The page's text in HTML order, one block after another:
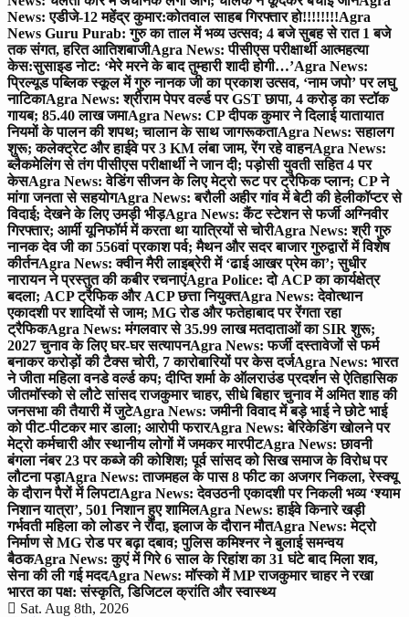
News: एडीजे-12 महेंद्र कुमार:कोतवाल साहब गिरफ्तार हो!!!!!!!!Agra
News Guru Purab: गुरु का ताल में भव्य उत्सव; 4 बजे सुबह से रात 1 बजे
तक संगत, हरित आतिशबाजीAgra News: पीसीएस परीक्षार्थी आत्महत्या
केस:सुसाइड नोट: ‘मेरे मरने के बाद तुम्हारी शादी होगी…’Agra News:
प्रिल्यूड पब्लिक स्कूल में गुरु नानक जी का प्रकाश उत्सव, ‘नाम जपो’ पर लघु
नाटिकाAgra News: श्रीराम पेपर वर्ल्ड पर GST छापा, 4 करोड़ का स्टॉक
गायब; 85.40 लाख जमाAgra News: CP दीपक कुमार ने दिलाई यातायात
नियमों के पालन की शपथ; चालान के साथ जागरूकताAgra News: सहालग
शुरू; कलेक्ट्रेट और हाईवे पर 3 KM लंबा जाम, रेंग रहे वाहनAgra News:
ब्लैकमेलिंग से तंग पीसीएस परीक्षार्थी ने जान दी; पड़ोसी युवती सहित 4 पर
केसAgra News: वेडिंग सीजन के लिए मेट्रो रूट पर ट्रैफिक प्लान; CP ने
मांगा जनता से सहयोगAgra News: बरौली अहीर गांव में बेटी की हेलीकॉप्टर से
विदाई; देखने के लिए उमड़ी भीड़Agra News: कैंट स्टेशन से फर्जी अग्निवीर
गिरफ्तार; आर्मी यूनिफॉर्म में करता था यात्रियों से चोरीAgra News: श्री गुरु
नानक देव जी का 556वां प्रकाश पर्व; मैथन और सदर बाजार गुरुद्वारों में विशेष
कीर्तनAgra News: क्वीन मैरी लाइब्रेरी में ‘ढाई आखर प्रेम का’; सुधीर
नारायन ने प्रस्तुत की कबीर रचनाएंAgra Police: दो ACP का कार्यक्षेत्र
बदला; ACP ट्रैफिक और ACP छत्ता नियुक्तAgra News: देवोत्थान
एकादशी पर शादियों से जाम; MG रोड और फतेहाबाद पर रेंगता रहा
ट्रैफिकAgra News: मंगलवार से 35.99 लाख मतदाताओं का SIR शुरू;
2027 चुनाव के लिए घर-घर सत्यापनAgra News: फर्जी दस्तावेजों से फर्म
बनाकर करोड़ों की टैक्स चोरी, 7 कारोबारियों पर केस दर्जAgra News: भारत
ने जीता महिला वनडे वर्ल्ड कप; दीप्ति शर्मा के ऑलराउंड प्रदर्शन से ऐतिहासिक
जीतमॉस्को से लौटे सांसद राजकुमार चाहर, सीधे बिहार चुनाव में अमित शाह की
जनसभा की तैयारी में जुटेAgra News: जमीनी विवाद में बड़े भाई ने छोटे भाई
को पीट-पीटकर मार डाला; आरोपी फरारAgra News: बेरिकेडिंग खोलने पर
मेट्रो कर्मचारी और स्थानीय लोगों में जमकर मारपीटAgra News: छावनी
बंगला नंबर 23 पर कब्जे की कोशिश; पूर्व सांसद को सिख समाज के विरोध पर
लौटना पड़ाAgra News: ताजमहल के पास 8 फीट का अजगर निकला, रेस्क्यू
के दौरान पैरों में लिपटाAgra News: देवउठनी एकादशी पर निकली भव्य ‘श्याम
निशान यात्रा’, 501 निशान हुए शामिलAgra News: हाईवे किनारे खड़ी
गर्भवती महिला को लोडर ने रौंदा, इलाज के दौरान मौतAgra News: मेट्रो
निर्माण से MG रोड पर बढ़ा दबाव; पुलिस कमिश्नर ने बुलाई समन्वय
बैठकAgra News: कुएं में गिरे 6 साल के रिहांश का 31 घंटे बाद मिला शव,
सेना की ली गई मददAgra News: मॉस्को में MP राजकुमार चाहर ने रखा
भारत का पक्ष: संस्कृति, डिजिटल क्रांति और स्वास्थ्य
Sat. Aug 8th, 2026